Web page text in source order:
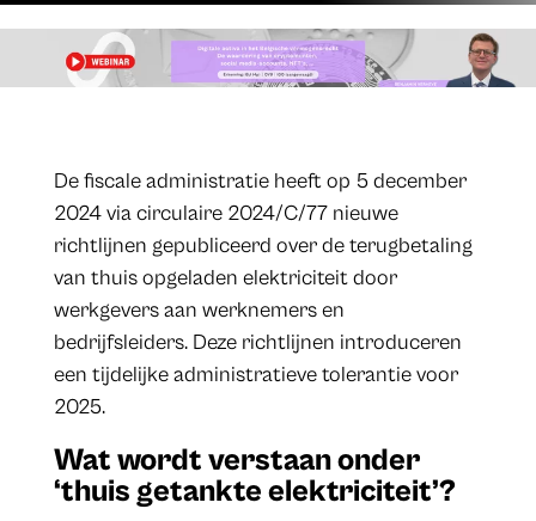
De fiscale administratie heeft op 5 december
2024 via circulaire 2024/C/77 nieuwe
richtlijnen gepubliceerd over de terugbetaling
van thuis opgeladen elektriciteit door
werkgevers aan werknemers en
bedrijfsleiders. Deze richtlijnen introduceren
een tijdelijke administratieve tolerantie voor
2025.
Wat wordt verstaan onder
‘thuis getankte elektriciteit’?